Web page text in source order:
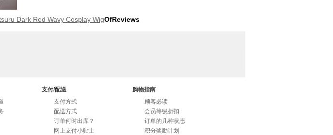
Dark Red Wavy Cosplay WigOfReviews
支付/配送
支付方式
配送方式
订单何时出库？
网上支付小贴士
购物指南
顾客必读
会员等级折扣
订单的几种状态
积分奖励计划